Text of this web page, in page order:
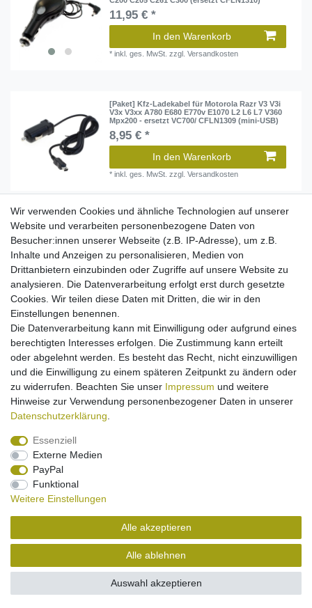
11,95 € *
In den Warenkorb
*inkl. ges. MwSt. zzgl.Versandkosten
[Paket] Kfz-Ladekabel für Motorola Razr V3 V3i
V3x V3xx A780 E680 E770v E1070 L2 L6 L7 V360
Mpx200 - ersetzt VC700/ CFLN1309 (mini-USB)
8,95 € *
In den Warenkorb
*inkl. ges. MwSt. zzgl.Versandkosten
[Paket] Kfz-Ladekabel für Motorola RAZR2 V8
V9 / Milestone / DEFY - ersetzt P513 (micro-USB)
7,95 € *
In den Warenkorb
inkl. ges. MwSt. Versandkosten
Kfz-Ladekabel für Motorola T180/C350 C250
C330 C336 C375 C385 C390 C450 C550 C650
C651 E375 T300 V150 V180 V220 W2088
11,95 € *
In den Warenkorb
Impressum Daten­schutz­erklärung
Vertrag widerrufen Kontakt
Wir verwenden Cookies und ähnliche Technologien auf unserer
Website und verarbeiten personenbezogene Daten von
Besucher:innen unserer Webseite (z.B. IP-Adresse), um z.B.
Inhalte und Anzeigen zu personalisieren, Medien von
Drittanbietern einzubinden oder Zugriffe auf unsere Website zu
analysieren. Die Datenverarbeitung erfolgt erst durch gesetzte
Cookies. Wir teilen diese Daten mit Dritten, die wir in den
Einstellungen benennen.
Die Datenverarbeitung kann mit Einwilligung oder aufgrund eines
berechtigten Interesses erfolgen. Die Zustimmung kann erteilt
oder abgelehnt werden. Es besteht das Recht, nicht einzuwilligen
und die Einwilligung zu einem späteren Zeitpunkt zu ändern oder
zu widerrufen. Beachten Sie unser Impressum und weitere
Hinweise zur Verwendung personenbezogener Daten in unserer
Daten­schutz­erklärung
Essenziell
Externe Medien
PayPal
Funktional
Weitere Einstellungen
Alle akzeptieren
Alle ablehnen
Auswahl akzeptieren